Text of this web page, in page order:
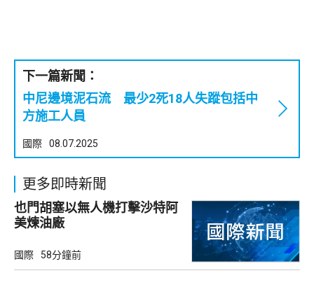
下一篇新聞：
中尼邊境泥石流 最少2死18人失蹤包括中
方施工人員
國際 08.07.2025
更多即時新聞
也門胡塞以無人機打擊沙特阿
美煉油廠
國際 58分鐘前